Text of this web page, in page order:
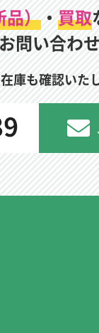
品） ・ 買取
問い合わ
庫も確認いた